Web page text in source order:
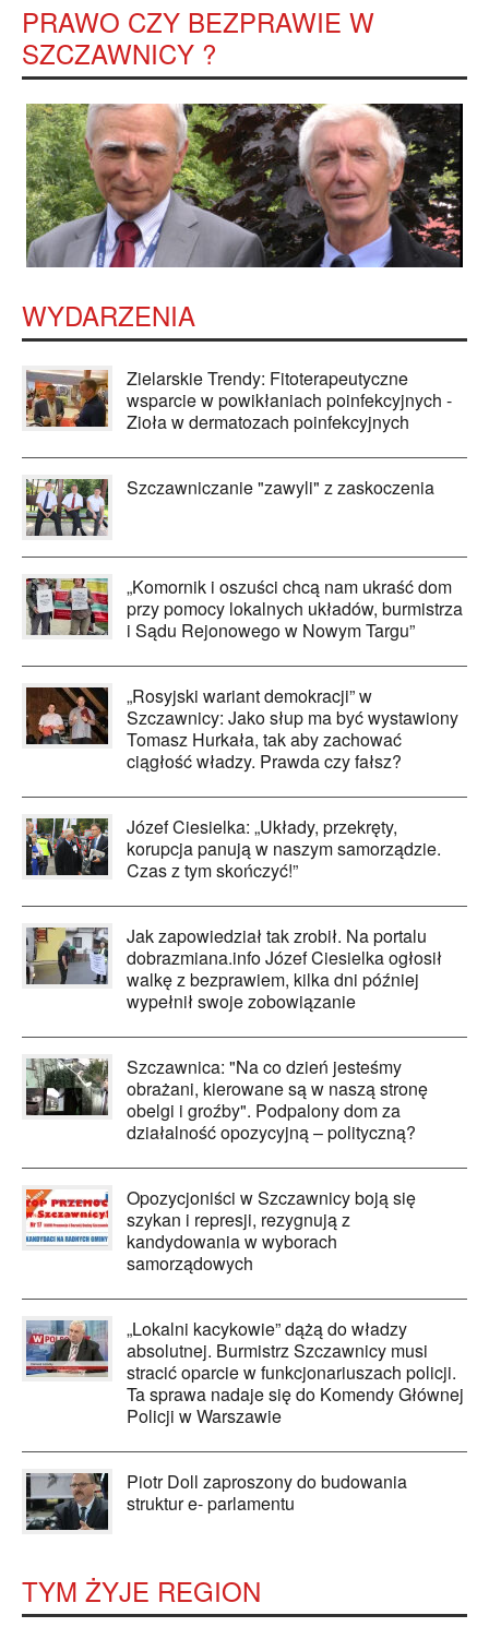
PRAWO CZY BEZPRAWIE W
SZCZAWNICY ?
WYDARZENIA
Zielarskie Trendy: Fitoterapeutyczne
wsparcie w powikłaniach poinfekcyjnych -
Zioła w dermatozach poinfekcyjnych
Szczawniczanie "zawyli" z zaskoczenia
„Komornik i oszuści chcą nam ukraść dom
przy pomocy lokalnych układów, burmistrza
i Sądu Rejonowego w Nowym Targu”
„Rosyjski wariant demokracji” w
Szczawnicy: Jako słup ma być wystawiony
Tomasz Hurkała, tak aby zachować
ciągłość władzy. Prawda czy fałsz?
Józef Ciesielka: „Układy, przekręty,
korupcja panują w naszym samorządzie.
Czas z tym skończyć!”
Jak zapowiedział tak zrobił. Na portalu
dobrazmiana.info Józef Ciesielka ogłosił
walkę z bezprawiem, kilka dni później
wypełnił swoje zobowiązanie
Szczawnica: "Na co dzień jesteśmy
obrażani, kierowane są w naszą stronę
obelgi i groźby". Podpalony dom za
działalność opozycyjną – polityczną?
Opozycjoniści w Szczawnicy boją się
szykan i represji, rezygnują z
kandydowania w wyborach
samorządowych
„Lokalni kacykowie” dążą do władzy
absolutnej. Burmistrz Szczawnicy musi
stracić oparcie w funkcjonariuszach policji.
Ta sprawa nadaje się do Komendy Głównej
Policji w Warszawie
Piotr Doll zaproszony do budowania
struktur e- parlamentu
TYM ŻYJE REGION